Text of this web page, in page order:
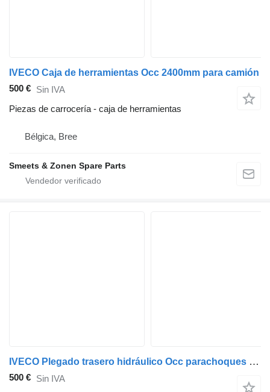
IVECO Caja de herramientas Occ 2400mm para camión
500 € Sin IVA
Piezas de carrocería - caja de herramientas
Bélgica, Bree
Smeets & Zonen Spare Parts
IVECO Plegado trasero hidráulico Occ parachoques para camión
500 € Sin IVA